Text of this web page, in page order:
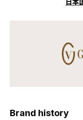
日本
Brand history